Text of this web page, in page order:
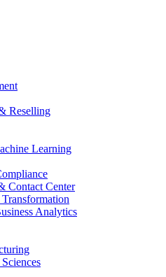
Reselling
Learning
Contact Center
Analytics